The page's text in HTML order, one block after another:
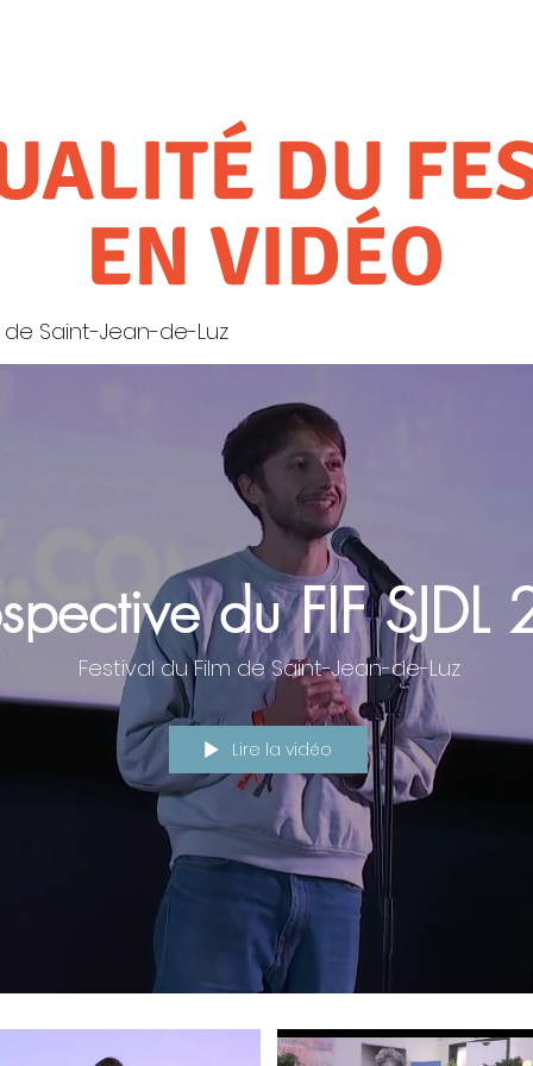
DU
EN VIDÉO
Saint-Jean-de-Luz
du FIF
Festival du Film de Saint-Jean-de-Luz
Lire la vidéo